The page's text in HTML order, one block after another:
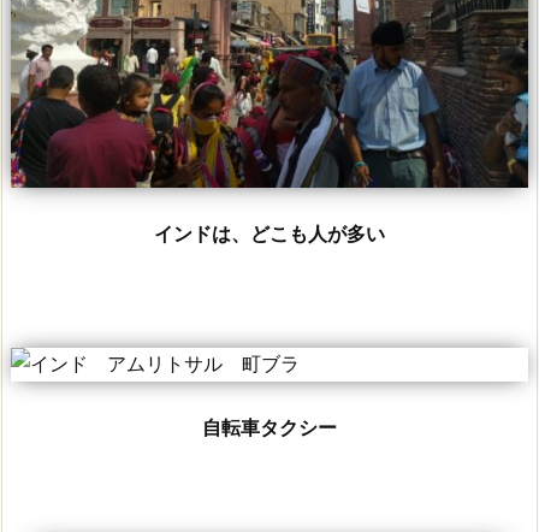
インドは、どこも人が多い
自転車タクシー